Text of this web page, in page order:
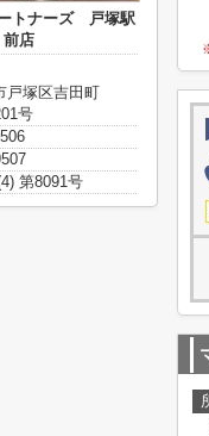
トナーズ 戸塚駅
前店
戸塚区吉田町
号
第8091号